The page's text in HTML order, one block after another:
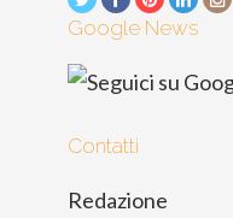
Google News
Contatti
Redazione